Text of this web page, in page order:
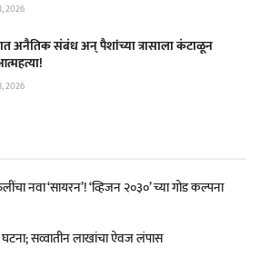
2026
अनैतिक संबंध अन् पैशांच्या त्रासाला कंटाळून
2026
नवा ‘सायरन’! ‘व्हिजन २०३०’ च्या गोड कल्पना
घटना; सव्वातीन लाखांचा ऐवज लंपास